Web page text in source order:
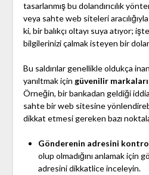
tasarlanmış bu dolandırıcılık
veya sahte web siteleri
ki, bir balıkçı oltayı suya atıyor;
bilgilerinizi çalmak isteyen bir
Bu saldırılar genellikle oldukça
yanıltmak için güvenilir
Örneğin, bir bankadan geldiği
sahte bir web sitesine
dikkat etmesi gereken bazı
Gönderenin adresini
olup olmadığını anlamak için
adresini dikkatlice inceleyin.